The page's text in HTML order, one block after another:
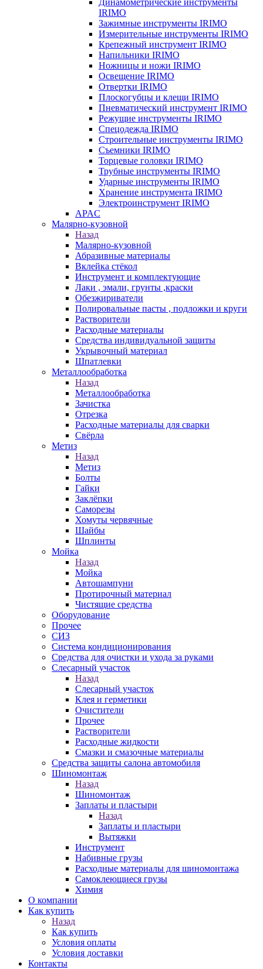
Динамометрические инструменты
IRIMO
Зажимные инструменты IRIMO
Измерительные инструменты IRIMO
Крепежный инструмент IRIMO
Напильники IRIMO
Ножницы и ножи IRIMO
Освещение IRIMO
Отвертки IRIMO
Плоскогубцы и клещи IRIMO
Пневматический инструмент IRIMO
Режущие инструменты IRIMO
Спецодежда IRIMO
Строительные инструменты IRIMO
Съемники IRIMO
Торцевые головки IRIMO
Трубные инструменты IRIMO
Ударные инструменты IRIMO
Хранение инструмента IRIMO
Электроинструмент IRIMO
APAC
Малярно-кузовной
Назад
Малярно-кузовной
Абразивные материалы
Вклейка стёкол
Инструмент и комплектующие
Лаки , эмали, грунты ,краски
Обезжириватели
Полировальные пасты , подложки и круги
Растворители
Расходные материалы
Средства индивидуальной защиты
Укрывочный материал
Шпатлевки
Металлообработка
Назад
Металлообработка
Зачистка
Отрезка
Расходные материалы для сварки
Свёрла
Метиз
Назад
Метиз
Болты
Гайки
Заклёпки
Саморезы
Хомуты червячные
Шайбы
Шплинты
Мойка
Назад
Мойка
Автошампуни
Протирочный материал
Чистящие средства
Оборудование
Прочее
СИЗ
Система кондиционирования
Средства для очистки и ухода за руками
Слесарный участок
Назад
Слесарный участок
Клея и герметики
Очистители
Прочее
Растворители
Расходные жидкости
Смазки и смазочные материалы
Средства защиты салона автомобиля
Шиномонтаж
Назад
Шиномонтаж
Заплаты и пластыри
Назад
Заплаты и пластыри
Вытяжки
Инструмент
Набивные грузы
Расходные материалы для шиномонтажа
Самоклеющиеся грузы
Химия
О компании
Как купить
Назад
Как купить
Условия оплаты
Условия доставки
Контакты